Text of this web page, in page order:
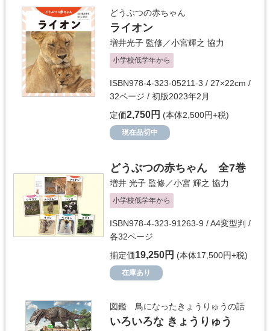
どうぶつの赤ちゃん
ライオン
増井光子 監修／小宮輝之 協力
小学校低学年から
ISBN978-4-323-05211-3 / 27×22cm /
32ページ / 初版2023年2月
定価2,750円 (本体2,500円+税)
現在品切中
どうぶつの赤ちゃん 全7巻
増井 光子 監修／小宮 輝之 協力
小学校低学年から
ISBN978-4-323-91263-9 / A4変型判 /
各32ページ
揃定価19,250円 (本体17,500円+税)
在庫あり
図鑑 鳥になったきょうりゅうの話
いろいろな きょうりゅう